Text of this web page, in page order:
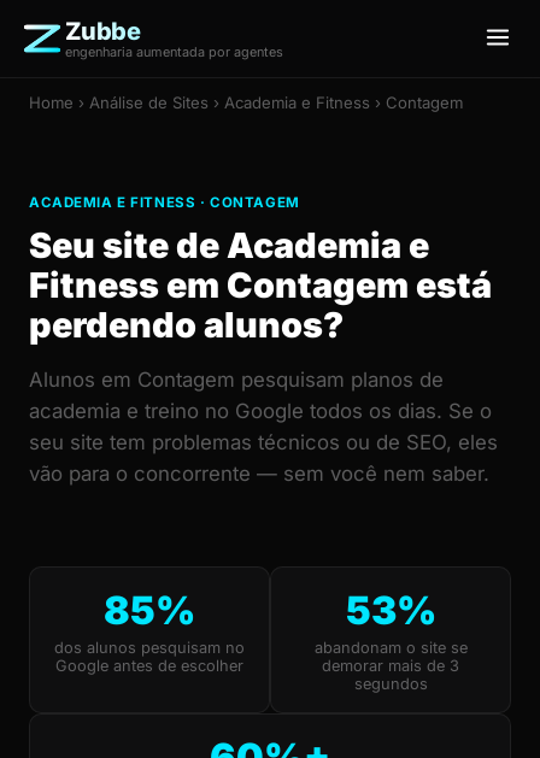
Zubbe
engenharia aumentada por agentes
Home › Análise de Sites › Academia e Fitness › Contagem
ACADEMIA E FITNESS · CONTAGEM
Seu site de Academia e
Fitness em Contagem está
perdendo alunos?
Alunos em Contagem pesquisam planos de
academia e treino no Google todos os dias. Se o
seu site tem problemas técnicos ou de SEO, eles
vão para o concorrente — sem você nem saber.
85%
dos alunos pesquisam no
Google antes de escolher
53%
abandonam o site se
demorar mais de 3
segundos